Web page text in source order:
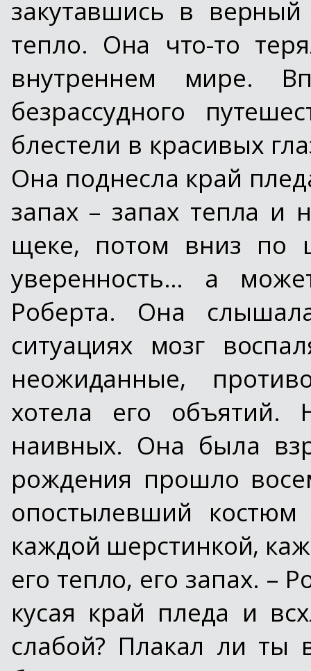
закутавшись в
тепло. Она что-то
внутреннем мире.
безрассудного
блестели в красивых
Она поднесла край
запах – запах тепла
щеке, потом вниз по
уверенность… а
Роберта. Она
ситуациях мозг
неожиданные,
хотела его объятий.
наивных. Она была
рождения прошло
опостылевший
каждой шерстинкой,
его тепло, его запах. –
кусая край пледа и
слабой? Плакал ли ты